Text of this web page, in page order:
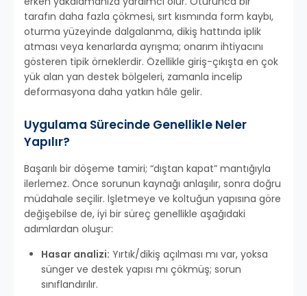
tarafın daha fazla çökmesi, sırt kısmında form kaybı,
oturma yüzeyinde dalgalanma, dikiş hattında iplik
atması veya kenarlarda ayrışma; onarım ihtiyacını
gösteren tipik örneklerdir. Özellikle giriş-çıkışta en çok
yük alan yan destek bölgeleri, zamanla incelip
deformasyona daha yatkın hâle gelir.
Uygulama Sürecinde Genellikle Neler
Yapılır?
Başarılı bir döşeme tamiri; “dıştan kapat” mantığıyla
ilerlemez. Önce sorunun kaynağı anlaşılır, sonra doğru
müdahale seçilir. İşletmeye ve koltuğun yapısına göre
değişebilse de, iyi bir süreç genellikle aşağıdaki
adımlardan oluşur:
Hasar analizi: Yırtık/dikiş açılması mı var, yoksa
sünger ve destek yapısı mı çökmüş; sorun
sınıflandırılır.